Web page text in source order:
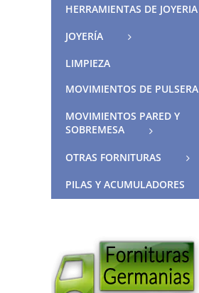
HERRAMIENTAS DE JOYERIA
JOYERÍA
LIMPIEZA
MOVIMIENTOS DE PULSERA
MOVIMIENTOS PARED Y
SOBREMESA
OTRAS FORNITURAS
PILAS Y ACUMULADORES